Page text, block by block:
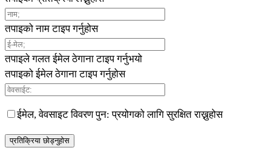
तपाइको नाम टाइप गर्नुहोस
तपाइले गलत ईमेल ठेगाना टाइप गर्नुभयो
तपाइको ईमेल ठेगाना टाइप गर्नुहोस
ईमेल, वेवसाइट विवरण पुन: प्रयोगको लागि सुरक्षित राख्नुहोस